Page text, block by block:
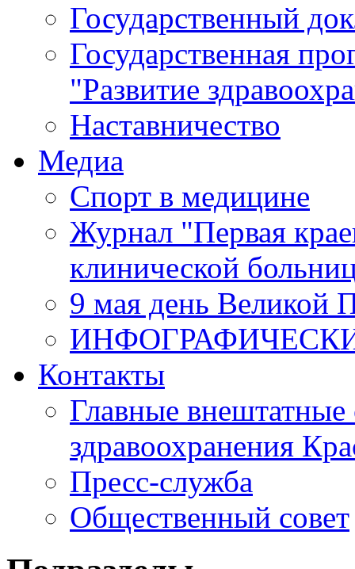
Государственный
Государственная
"Развитие
Наставничество
Медиа
Спорт в медицине
Журнал "Первая
клинической
9 мая день Великой
Контакты
Главные внештатные
здравоохранения
Пресс-служба
Общественный совет